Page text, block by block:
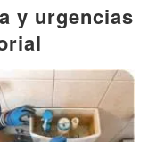
y urgencias